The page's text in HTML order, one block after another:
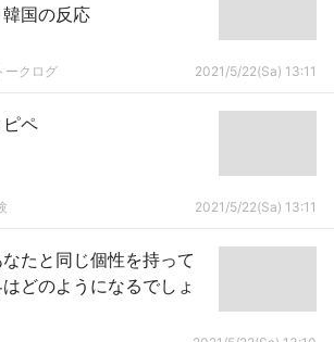
国の反応
ークログ 2021/5/22(Sa) 13:11
ペ
2021/5/22(Sa) 13:11
たと同じ個性を持って
どのようになるでしょ